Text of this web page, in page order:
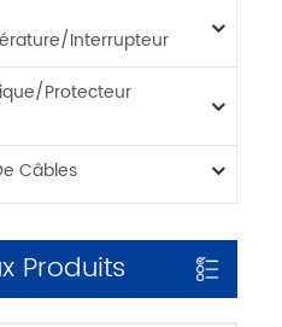
interrupteur
protecteur
Câbles
Produits